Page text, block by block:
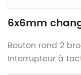
6x6mm
Bouton rond 2
Interrupteur à